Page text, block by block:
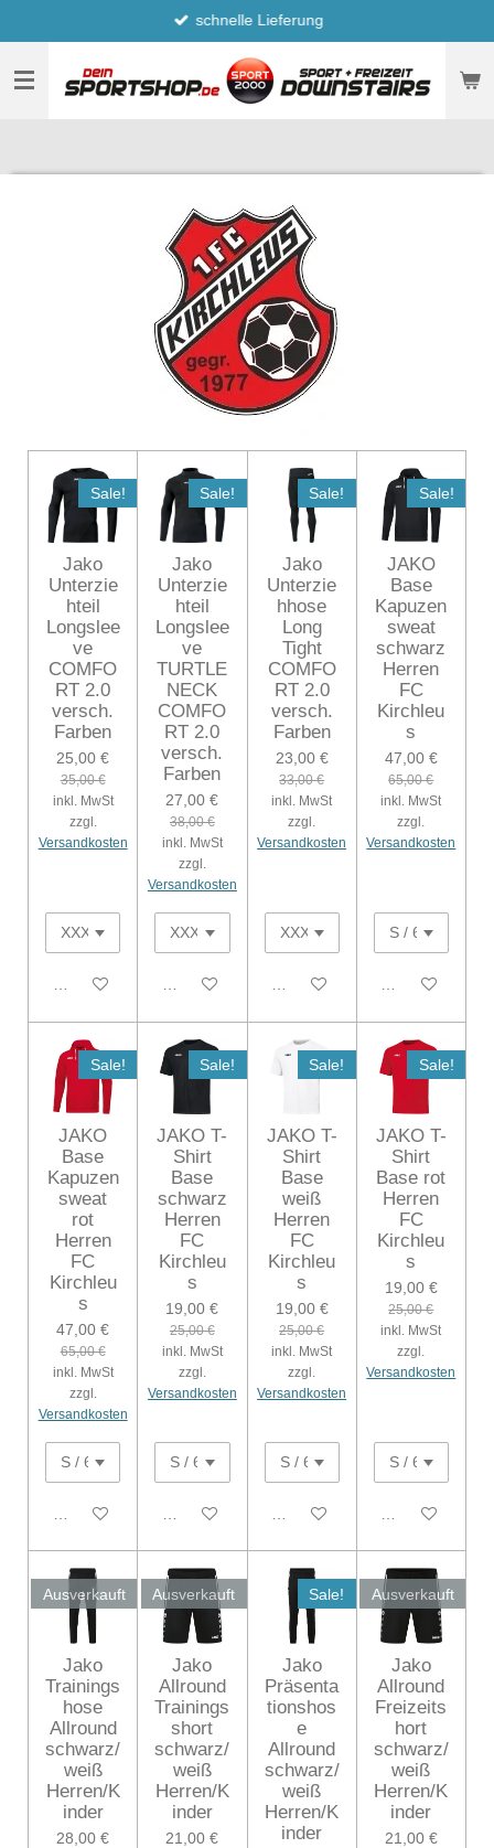
Hauptinhalt
springen
schnelle Lieferung
Sale!
Jako
Unterzie
hteil
Longslee
ve
COMFO
RT 2.0
versch.
Farben
25,00 €
35,00 €
inkl. MwSt
zzgl.
Versandkosten
In den Warenkorb
Sale!
Jako
Unterzie
hteil
Longslee
ve
TURTLE
NECK
COMFO
RT 2.0
versch.
Farben
27,00 €
38,00 €
inkl. MwSt
zzgl.
Versandkosten
In den Warenkorb
Sale!
Jako
Unterzie
hhose
Long
Tight
COMFO
RT 2.0
versch.
Farben
23,00 €
33,00 €
inkl. MwSt
zzgl.
Versandkosten
In den Warenkorb
Sale!
JAKO
Base
Kapuzen
sweat
schwarz
Herren
FC
Kirchleu
s
47,00 €
65,00 €
inkl. MwSt
zzgl.
Versandkosten
In den
Sale!
JAKO
Base
Kapuzen
sweat
rot
Herren
FC
Kirchleu
s
47,00 €
65,00 €
inkl. MwSt
zzgl.
Versandkosten
In den Warenkorb
Sale!
JAKO T-
Shirt
Base
schwarz
Herren
FC
Kirchleu
s
19,00 €
25,00 €
inkl. MwSt
zzgl.
Versandkosten
In den Warenkorb
Sale!
JAKO T-
Shirt
Base
weiß
Herren
FC
Kirchleu
s
19,00 €
25,00 €
inkl. MwSt
zzgl.
Versandkosten
In den Warenkorb
Sale!
JAKO T-
Shirt
Base rot
Herren
FC
Kirchleu
s
19,00 €
25,00 €
inkl. MwSt
zzgl.
Versandkosten
In den
Ausverkauft
Jako
Trainings
hose
Allround
schwarz/
weiß
Herren/K
inder
28,00 €
Ausverkauft
Jako
Allround
Trainings
short
schwarz/
weiß
Herren/K
inder
21,00 €
Sale!
Jako
Präsenta
tionshos
e
Allround
schwarz/
weiß
Herren/K
inder
Ausverkauft
Jako
Allround
Freizeits
hort
schwarz/
weiß
Herren/K
inder
21,00 €